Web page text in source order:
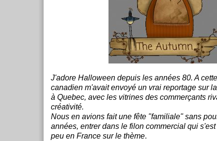
J'adore Halloween depuis les années 80. A
canadien m'avait envoyé un vrai reportage sur
à Quebec, avec les vitrines des commerçants
créativité.
Nous en avions fait une fête "familiale" sans
années, entrer dans le filon commercial qui
peu en France sur le thème.